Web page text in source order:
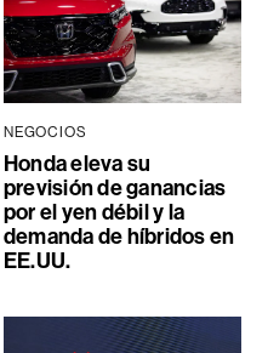
NEGOCIOS
Honda eleva su
previsión de ganancias
por el yen débil y la
demanda de híbridos en
EE.UU.